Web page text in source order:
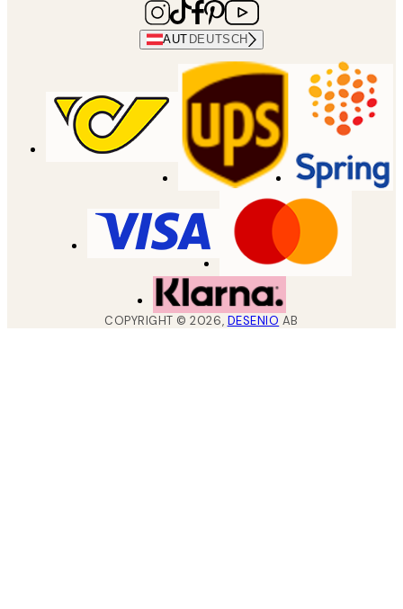
AUT DEUTSCH
COPYRIGHT ©2026, DESENIO AB